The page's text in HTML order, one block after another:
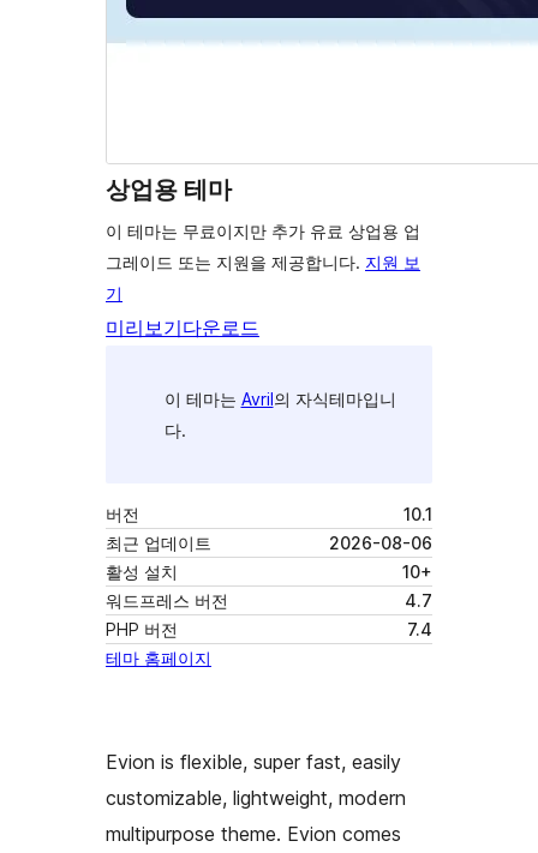
상업용 테마
이 테마는 무료이지만 추가 유료 상업용 업
그레이드 또는 지원을 제공합니다. 지원 보
기
미리보기다운로드
이 테마는 Avril의 자식테마입니
다.
버전
10.1
최근 업데이트
2026-08-06
활성 설치
10+
워드프레스 버전
4.7
PHP 버전
7.4
테마 홈페이지
Evion is flexible, super fast, easily
customizable, lightweight, modern
multipurpose theme. Evion comes